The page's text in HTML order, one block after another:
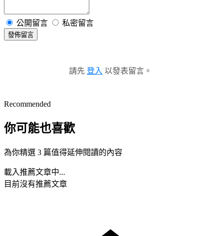
公開留言 私密留言
發佈留言
請先 登入 以發表留言。
Recommended
你可能也喜歡
為你精選 3 篇值得延伸閱讀的內容
載入推薦文章中...
目前沒有推薦文章